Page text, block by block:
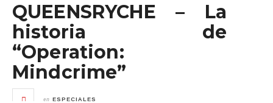
QUEENSRYCHE – La
historia de
“Operation:
Mindcrime”
en ESPECIALES